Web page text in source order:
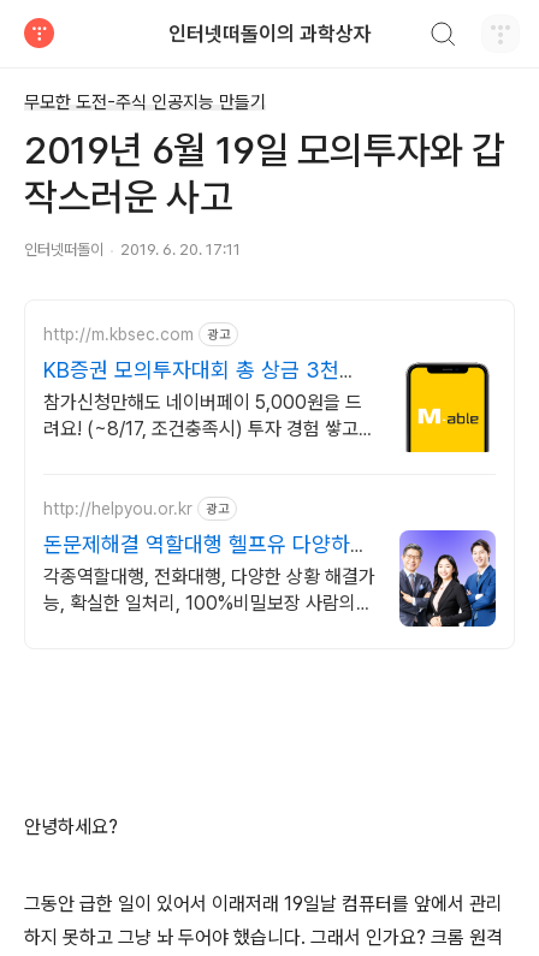
인터넷떠돌이의 과학상자
무모한 도전-주식 인공지능 만들기
2019년 6월 19일 모의투자와 갑
작스러운 사고
인터넷떠돌이 2019. 6. 20. 17:11
http://m.kbsec.com 광고
KB증권 모의투자대회 총 상금 3천
800만원
참가신청만해도 네이버페이 5,000원을 드
려요! (~8/17, 조건충족시) 투자 경험 쌓고
http://helpyou.or.kr 광고
돈문제해결 역할대행 헬프유 다양하고
어려운 상황해결가능
각종역할대행, 전화대행, 다양한 상황 해결가
능, 확실한 일처리, 100%비밀보장 사람의
안녕하세요?
그동안 급한 일이 있어서 이래저래 19일날 컴퓨터를 앞에서 관리
하지 못하고 그냥 놔 두어야 했습니다. 그래서 인가요? 크롬 원격